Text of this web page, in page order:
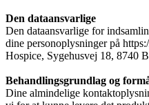
Bliv frivillig
Den dataansvarlige
Den dataansvarlige for
dine personoplysninger på
Hospice, Sygehusvej 18, 8740
Behandlingsgrundlag og
Dine almindelige